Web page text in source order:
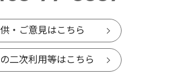
2026.08.07
・ご意見はこちら
二次利用等はこちら